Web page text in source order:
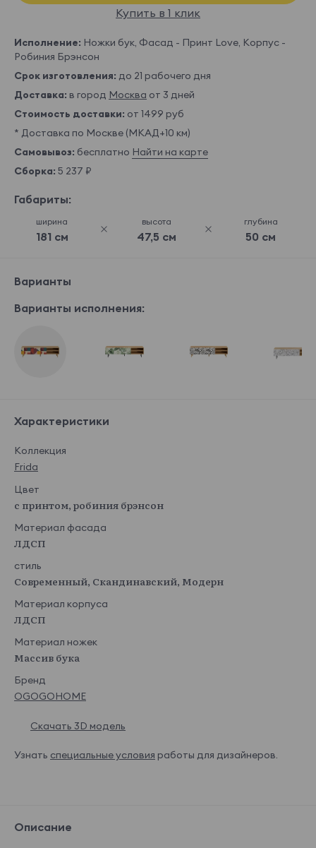
Купить в 1 клик
Исполнение: Ножки бук, Фасад - Принт Love, Корпус -
Робиния Брэнсон
Срок изготовления: до 21 рабочего дня
Доставка: в город Москва от 3 дней
Стоимость доставки: от 1499 руб
* Доставка по Москве (МКАД+10 км)
Самовывоз: бесплатно Найти на карте
Сборка: 5 237 ₽
Габариты:
ширина
181 см
высота
47,5 см
глубина
50 см
Варианты
Варианты исполнения:
Характеристики
Коллекция
Frida
Цвет
с принтом, робиния брэнсон
Материал фасада
ЛДСП
стиль
Современный, Скандинавский, Модерн
Материал корпуса
ЛДСП
Материал ножек
Массив бука
Бренд
OGOGOHOME
Скачать 3D модель
Узнать специальные условия работы для дизайнеров.
Описание